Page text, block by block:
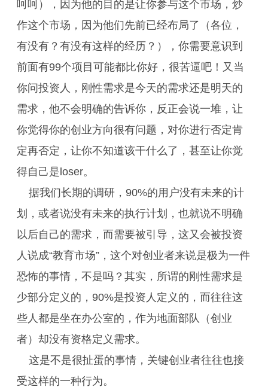
呵呵），因为他的目的是让你参与这个市场，炒
作这个市场，因为他们先前已经布局了（各位，
有没有？有没有这样的经历？），你需要意识到
前面有99个项目可能都比你好，很苦逼吧！又当
你问投资人，刚性需求是今天的需求还是明天的
需求，他不会明确的告诉你，反正会说一堆，让
你觉得你的创业方向很有问题，对你进行否定肯
定再否定，让你不知道该干什么了，甚至让你觉
得自己是loser。
据我们长期的调研，90%的用户没有未来的计
划，或者说没有未来的执行计划，也就说不明确
以后自己的需求，而需要被引导，这又会被投资
人说成“教育市场”，这个对创业者来说是极为一件
恐怖的事情，不是吗？其实，所谓的刚性需求是
少部分定义的，90%是投资人定义的，而往往这
些人都是坐在办公室的，作为地面部队（创业
者）却没有资格定义需求。
这是不是很扯蛋的事情，关键创业者往往也接
受这样的一种行为。